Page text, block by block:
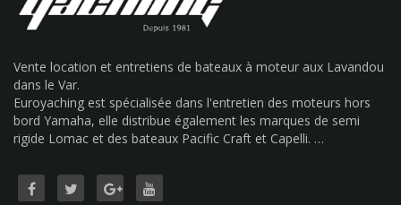
Vente location et entretiens de bateaux à moteur aux Lavandou
dans le Var.
Euroyaching est spécialisée dans l'entretien des moteurs hors
bord Yamaha, elle distribue également les marques de semi
rigide Lomac et des bateaux Pacific Craft et Capelli. …